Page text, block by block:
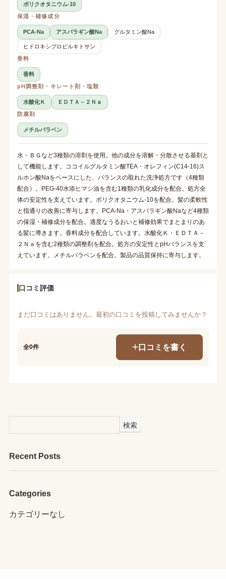
ポリクオタニウム-10
保湿・補修成分
PCA-Na アスパラギン酸Na グルタミン酸Na
ヒドロキシプロピルキトサン
香料
香料
pH調整剤・キレート剤・塩類
水酸化Ｋ
ＥＤＴＡ－２Ｎａ
防腐剤
メチルパラベン
水・ＢＧなど3種類の溶剤を使用。他の成分を溶解・分散させる基剤と
して機能します。ココイルグルタミン酸TEA・オレフィン(C14-16)ス
ルホン酸Naをベースにした、バランスの取れた洗浄処方です（4種類
配合）。PEG-40水添ヒマシ油を含む1種類の乳化成分を配合。処方全
体の安定性を支えています。ポリクオタニウム-10を配合。髪の柔軟性
と指通りの改善に寄与します。PCA-Na・アスパラギン酸Naなど4種類
の保湿・補修成分を配合。適度なうるおいと補修効果でまとまりのあ
る髪に導きます。香料成分を配合しています。水酸化Ｋ・ＥＤＴＡ－
２Ｎａを含む2種類の調整剤を配合。処方の安定性とpHバランスを支
えています。メチルパラベンを配合。製品の品質保持に寄与します。
口コミ評価
まだ口コミはありません。最初の口コミを投稿してみませんか？
全0件 口コミを書く
検索
Recent Posts
Categories
カテゴリーなし